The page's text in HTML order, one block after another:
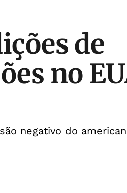
de
no
negativo do